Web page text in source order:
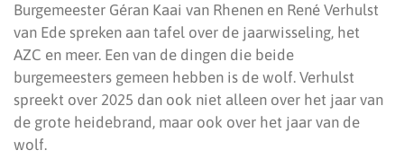
Burgemeester Géran Kaai van Rhenen en René Verhulst
van Ede spreken aan tafel over de jaarwisseling, het
AZC en meer. Een van de dingen die beide
burgemeesters gemeen hebben is de wolf. Verhulst
spreekt over 2025 dan ook niet alleen over het jaar van
de grote heidebrand, maar ook over het jaar van de
wolf.